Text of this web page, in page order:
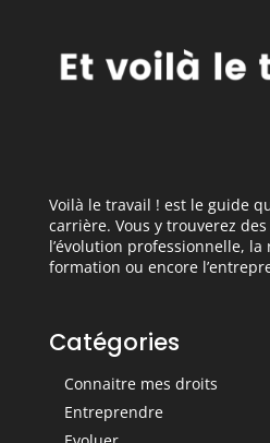
Voilà le travail ! est le guide
carrière. Vous y trouverez
l’évolution professionnelle, la
formation ou encore
Catégories
Connaitre mes droits
Entreprendre